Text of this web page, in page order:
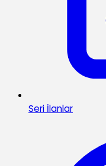
Seri İlanlar